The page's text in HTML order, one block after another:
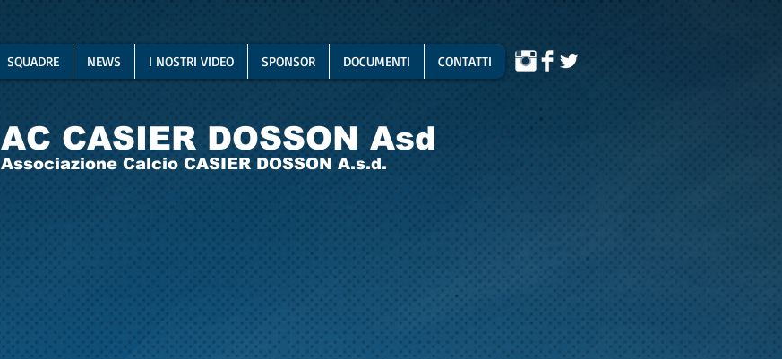
SQUADRE NEWS I NOSTRI VIDEO SPONSOR DOCUMENTI CONTATTI
AC CASIER DOSSON Asd
Associazione Calcio CASIER DOSSON A.s.d.